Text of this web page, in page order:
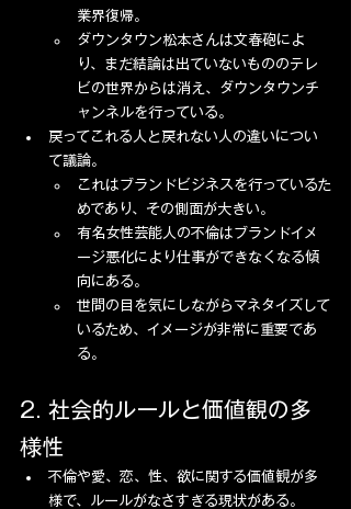
業界復帰。
ダウンタウン松本さんは文春砲によ
り、まだ結論は出ていないもののテレ
ビの世界からは消え、ダウンタウンチ
ャンネルを行っている。
戻ってこれる人と戻れない人の違いについ
て議論。
これはブランドビジネスを行っているた
めであり、その側面が大きい。
有名女性芸能人の不倫はブランドイメ
ージ悪化により仕事ができなくなる傾
向にある。
世間の目を気にしながらマネタイズして
いるため、イメージが非常に重要であ
る。
2. 社会的ルールと価値観の多
様性
不倫や愛、恋、性、欲に関する価値観が多
様で、ルールがなさすぎる現状がある。